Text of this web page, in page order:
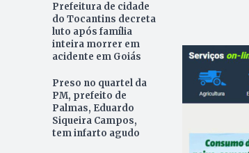
Prefeitura de cidade
do Tocantins decreta
luto após família
inteira morrer em
acidente em Goiás
Preso no quartel da
PM, prefeito de
Palmas, Eduardo
Siqueira Campos,
tem infarto agudo